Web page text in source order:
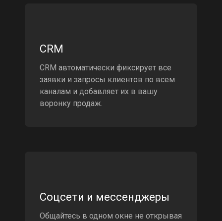
CRM
CRM автоматически фиксирует все
заявки и запросы клиентов по всем
каналам и добавляет их в вашу
воронку продаж.
Соцсети и мессенджеры
Общайтесь в одном окне не открывая